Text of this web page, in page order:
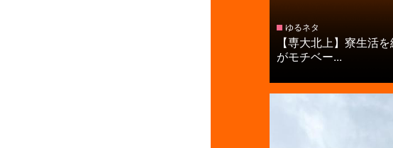
ゆるネタ
【専大北上】寮生活
がモチベー...